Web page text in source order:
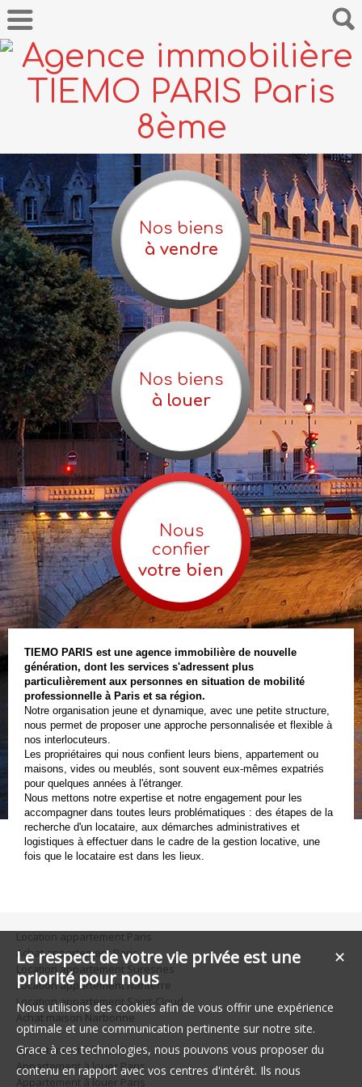
Nos biens
à vendre
Nos biens
à louer
Nous
confier
votre bien
TIEMO PARIS est une agence immobilière de nouvelle
génération, dont les services s'adressent plus
particulièrement aux personnes en situation de mobilité
professionnelle à Paris et sa région.
Notre organisation jeune et dynamique, avec une petite structure,
nous permet de proposer une approche personnalisée et flexible à
nos interlocuteurs.
Les propriétaires qui nous confient leurs biens, appartement ou
maisons, vides ou meublés, sont souvent eux-mêmes expatriés
pour quelques années à l'étranger.
Nous mettons notre expertise et notre engagement pour les
accompagner dans toutes leurs problématiques : des étapes de la
recherche d'un locataire, aux démarches administratives et
logistiques à effectuer dans le cadre de la gestion locative, une
fois que le locataire est dans les lieux.
Location appartement Paris
Achat appartement Paris
Location appartement Suresnes
Location appartement Nanterre
Location appartement Saint-Cloud
Achat maison Narbonne
Appartement à louer Paris
Appartement à louer Paris
Appartement à louer Paris
✕
Le respect de votre vie privée est une
priorité pour nous
Nous utilisons des cookies afin de vous offrir une expérience
optimale et une communication pertinente sur notre site.
Grace à ces technologies, nous pouvons vous proposer du
contenu en rapport avec vos centres d'intérêt. Ils nous